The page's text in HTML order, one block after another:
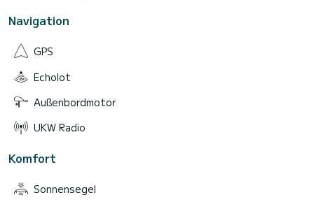
Navigation
GPS
Echolot
Außenbordmotor
UKW Radio
Komfort
Sonnensegel